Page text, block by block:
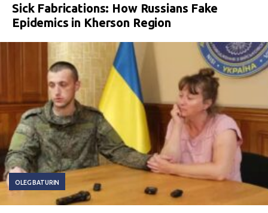
Sick Fabrications: How Russians Fake
Epidemics in Kherson Region
OLEG BATURIN